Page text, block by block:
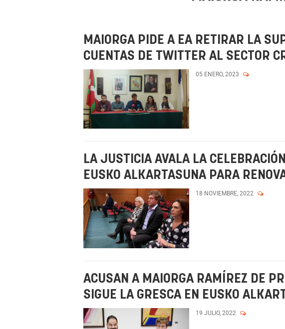
MAIORGA PIDE A EA RETIRAR LA
CUENTAS DE TWITTER AL SECTOR
05 ENERO, 2023
LA JUSTICIA AVALA LA
EUSKO ALKARTASUNA PARA
18 NOVIEMBRE, 2022
ACUSAN A MAIORGA RAMÍREZ DE
SIGUE LA GRESCA EN EUSKO
19 JULIO, 2022